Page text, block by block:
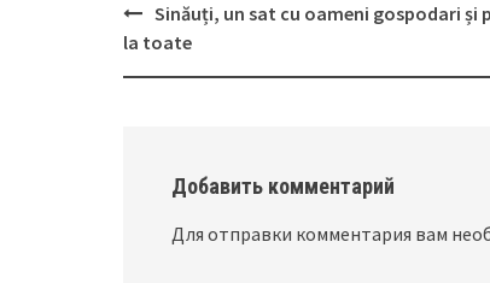
Post
navigation
Sinăuți, un sat cu oameni gospodari și
la toate
Добавить комментарий
Для отправки комментария вам